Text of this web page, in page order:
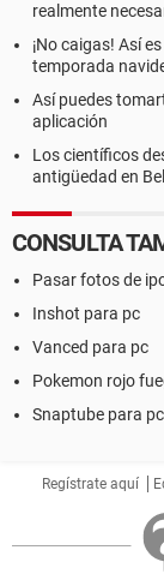
realmente
¡No caigas! Así
temporada
Así puedes
aplicación
Los científicos
antigüedad en
CONSULTA
Pasar fotos de
Inshot para pc
Vanced para pc
Pokemon rojo
Snaptube para pc
Regístrate aquí